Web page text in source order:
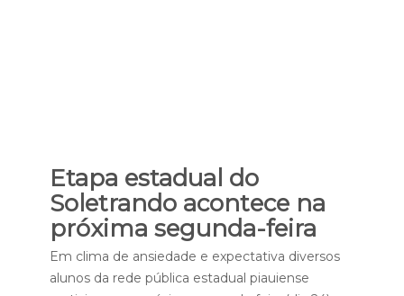
Etapa estadual do
Soletrando acontece na
próxima segunda-feira
Em clima de ansiedade e expectativa diversos
alunos da rede pública estadual piauiense